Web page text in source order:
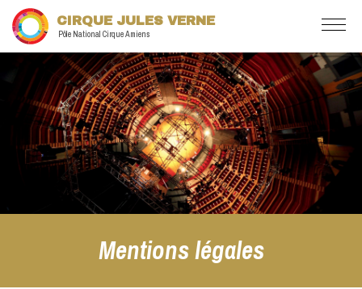
CIRQUE JULES VERNE
Pôle National Cirque Amiens
Mentions légales